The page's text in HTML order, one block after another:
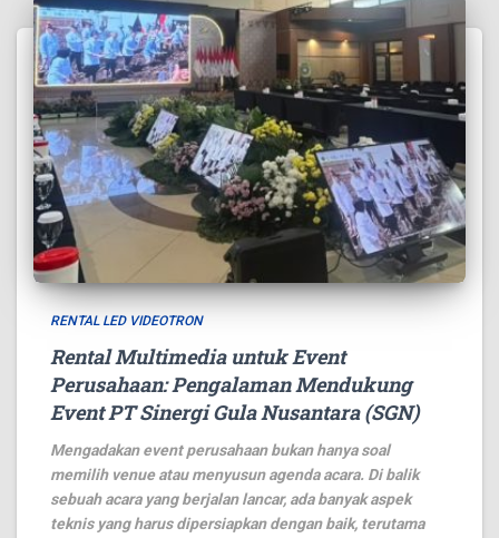
RENTAL LED VIDEOTRON
Rental Multimedia untuk Event
Perusahaan: Pengalaman Mendukung
Event PT Sinergi Gula Nusantara (SGN)
Mengadakan event perusahaan bukan hanya soal
memilih venue atau menyusun agenda acara. Di balik
sebuah acara yang berjalan lancar, ada banyak aspek
teknis yang harus dipersiapkan dengan baik, terutama